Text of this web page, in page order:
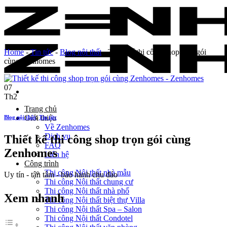
Skip
content
Trang chủ
Giới thiệu
Về Zenhomes
Dịch vụ
FAQ
Liên hệ
Công trình
Thi công Nội thất nhà mẫu
Thi công Nội thất chung cư
Thi công Nội thất nhà phố
Thi công Nội thất biệt thự Villa
Thi công Nội thất Spa – Salon
Thi công Nội thất Condotel
Home-Tin tức-Blog nội thất-Thiết kế thi công shop trọn gói
cùng Zenhomes
07
Th2
Blog nội thất,Tin tức
Thiết kế thi công shop trọn gói cùng
Zenhomes
Uy tín - tận tâm - bảo hành chu đáo
Xem nhanh